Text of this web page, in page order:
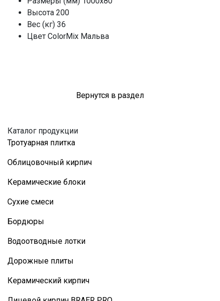
Высота 200
Вес (кг) 36
Цвет ColorMix Мальва
Вернутся в раздел
Каталог продукции
Тротуарная плитка
Облицовочный кирпич
Керамические блоки
Сухие смеси
Бордюры
Водоотводные лотки
Дорожные плиты
Керамический кирпич